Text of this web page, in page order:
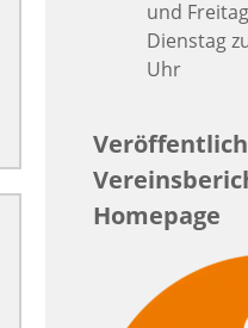
und
Dienstag
Uhr
Homepage